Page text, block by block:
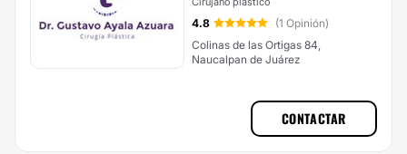
4.8
(1 Opinión)
Colinas de las Ortigas 84,
Naucalpan de Juárez
CONTACTAR